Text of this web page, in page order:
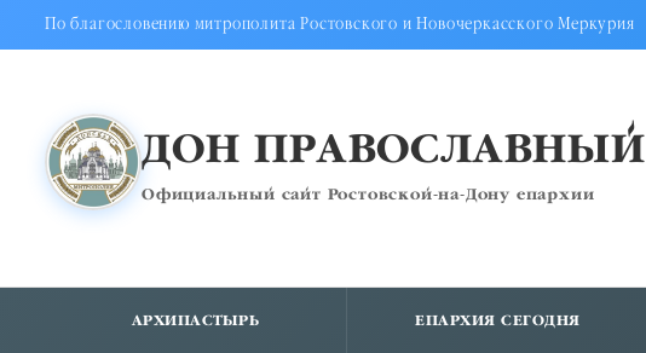
По благословению митрополита Ростовского и Новочеркасского Меркурия
ДОН ПРАВОСЛАВНЫЙ
Официальный сайт Ростовской-на-Дону епархии
АРХИПАСТЫРЬ ЕПАРХИЯ СЕГОДНЯ